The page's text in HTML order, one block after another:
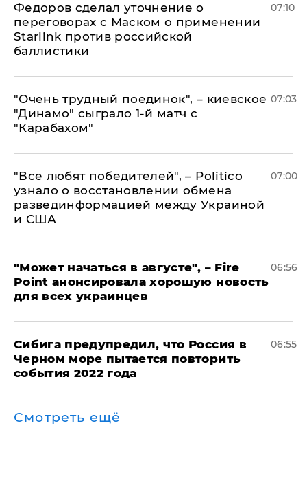
Федоров сделал уточнение о
переговорах с Маском о применении
Starlink против российской
баллистики
07:10
"Очень трудный поединок", – киевское
"Динамо" сыграло 1-й матч с
"Карабахом"
07:03
​"Все любят победителей", – Politico
узнало о восстановлении обмена
развединформацией между Украиной
и США
07:00
"Может начаться в августе", – Fire
Point анонсировала хорошую новость
для всех украинцев
06:56
Сибига предупредил, что Россия в
Черном море пытается повторить
события 2022 года
06:55
Смотреть ещё